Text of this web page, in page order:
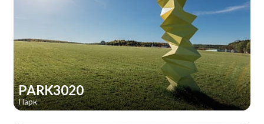
PARK3020
Парк